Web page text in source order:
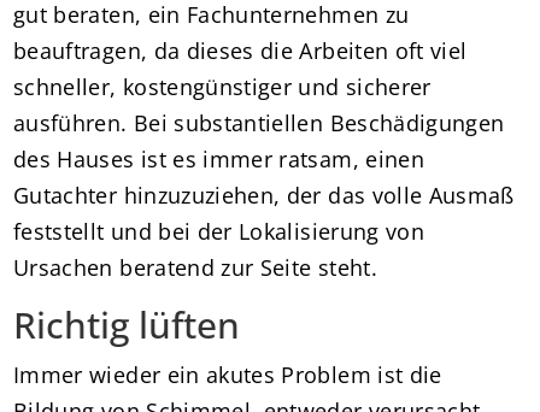
gut beraten, ein Fachunternehmen zu
beauftragen, da dieses die Arbeiten oft viel
schneller, kostengünstiger und sicherer
ausführen. Bei substantiellen Beschädigungen
des Hauses ist es immer ratsam, einen
Gutachter hinzuzuziehen, der das volle Ausmaß
feststellt und bei der Lokalisierung von
Ursachen beratend zur Seite steht.
Richtig lüften
Immer wieder ein akutes Problem ist die